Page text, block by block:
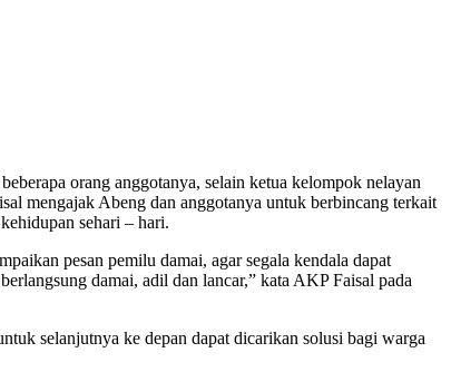
orang anggotanya, selain ketua kelompok nelayan
mengajak Abeng dan anggotanya untuk berbincang terkait
sehari – hari.
pesan pemilu damai, agar segala kendala dapat
damai, adil dan lancar,” kata AKP Faisal pada
selanjutnya ke depan dapat dicarikan solusi bagi warga